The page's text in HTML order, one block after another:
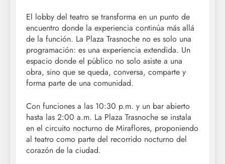
El lobby del teatro se transforma en un punto de
encuentro donde la experiencia continúa más allá
de la función. La Plaza Trasnoche no es solo una
programación: es una experiencia extendida. Un
espacio donde el público no solo asiste a una
obra, sino que se queda, conversa, comparte y
forma parte de una comunidad.
Con funciones a las 10:30 p.m. y un bar abierto
hasta las 2:00 a.m. La Plaza Trasnoche se instala
en el circuito nocturno de Miraflores, proponiendo
al teatro como parte del recorrido nocturno del
corazón de la ciudad.